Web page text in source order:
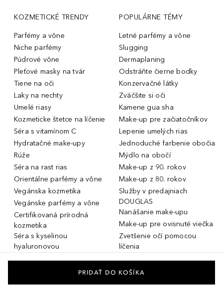
KOZMETICKÉ TRENDY
Parfémy a vône
Niche parfémy
Púdrové vône
Pleťové masky na tvár
Tiene na oči
Laky na nechty
Umelé riasy
Kozmeticke štetce na líčenie
Séra s vitamínom C
Hydratačné make-upy
Rúže
Séra na rast rias
Orientálne parfémy a vône
Vegánska kozmetika
Vegánske parfémy a vône
Certifikovaná prírodná
kozmetika
Séra s kyselinou
hyaluronovou
Pánske parfémy a vône
POPULÁRNE TÉMY
Letné parfémy a vône
Slugging
Dermaplaning
Odstráňte čierne bodky
Konzervačné látky
Zväčšite si oči
Kamene gua sha
Make-up pre začiatočníkov
Lepenie umelých rias
Jednoduché farbenie obočia
Mýdlo na obočí
Make-up z 90. rokov
Make-up z 80. rokov
Služby v predajniach
DOUGLAS
Nanášanie make-upu
Make-up pre ovisnuté viečka
Zvetšenie očí pomocou
líčenia
Make-up pre suchú pleť
PRIDAŤ DO KOŠÍKA